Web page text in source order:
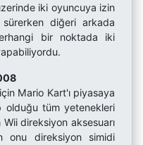
iki oyuncuya izin
diğeri arkada
bir noktada iki
Mario Kart'ı piyasaya
olduğu tüm yetenekleri
Wii direksiyon aksesuarı
onu direksiyon simidi